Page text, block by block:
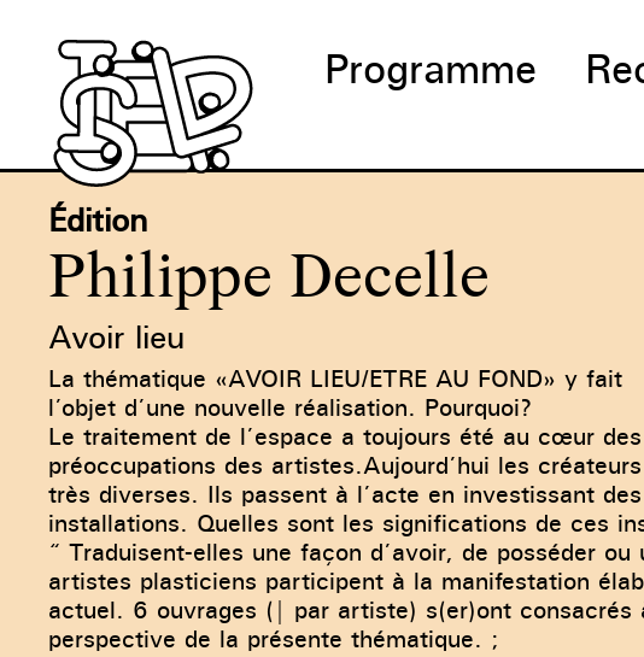
Programme
Édition
Philippe Decelle
Avoir lieu
La thématique «AVOIR LIEU/ETRE AU FOND» y fait
l’objet d’une nouvelle réalisation. Pourquoi?
Le traitement de l’espace a toujours été au cœur des
préoccupations des artistes.Aujourd’hui les
très diverses. Ils passent à l’acte en investissant
installations. Quelles sont les significations de ces
“ Traduisent-elles une façon d’avoir, de posséder
artistes plasticiens participent à la manifestation
actuel. 6 ouvrages (| par artiste) s(er)ont
perspective de la présente thématique. ;